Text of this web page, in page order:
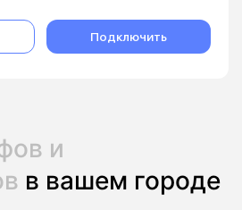
Подключить
и
в вашем городе